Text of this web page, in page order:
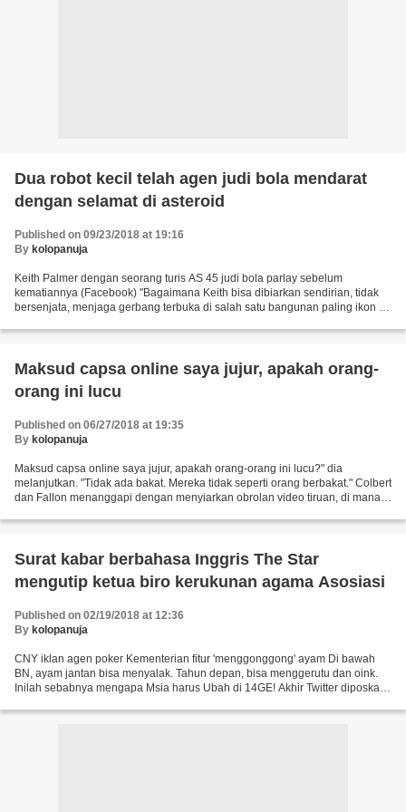
Dua robot kecil telah agen judi bola mendarat
dengan selamat di asteroid
Published on 09/23/2018 at 19:16
By kolopanuja
Keith Palmer dengan seorang turis AS 45 judi bola parlay sebelum
kematiannya (Facebook) "Bagaimana Keith bisa dibiarkan sendirian, tidak
bersenjata, menjaga gerbang terbuka di salah satu bangunan paling ikon di
Maksud capsa online saya jujur, apakah orang-
orang ini lucu
Published on 06/27/2018 at 19:35
By kolopanuja
Maksud capsa online saya jujur, apakah orang-orang ini lucu?" dia
melanjutkan. "Tidak ada bakat. Mereka tidak seperti orang berbakat." Colbert
dan Fallon menanggapi dengan menyiarkan obrolan video tiruan, di mana
Surat kabar berbahasa Inggris The Star
mengutip ketua biro kerukunan agama Asosiasi
Published on 02/19/2018 at 12:36
By kolopanuja
CNY iklan agen poker Kementerian fitur 'menggonggong' ayam Di bawah
BN, ayam jantan bisa menyalak. Tahun depan, bisa menggerutu dan oink.
Inilah sebabnya mengapa Msia harus Ubah di 14GE! Akhir Twitter diposkan